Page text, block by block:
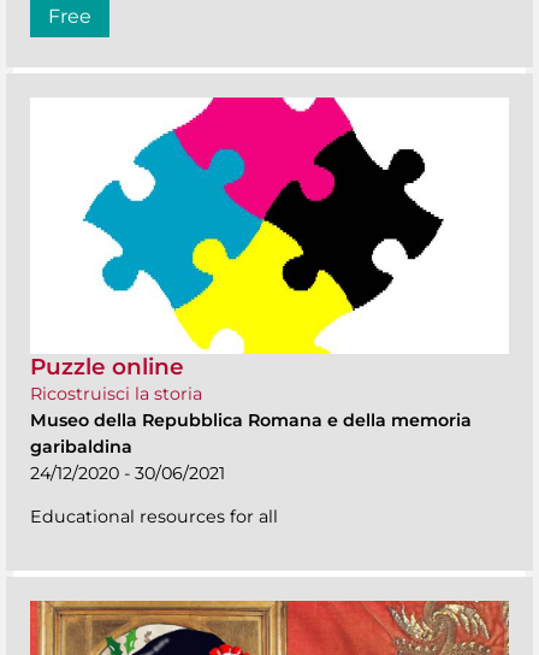
Free
Puzzle online
Ricostruisci la storia
Museo della Repubblica Romana e della memoria
garibaldina
24/12/2020 - 30/06/2021
Educational resources for all